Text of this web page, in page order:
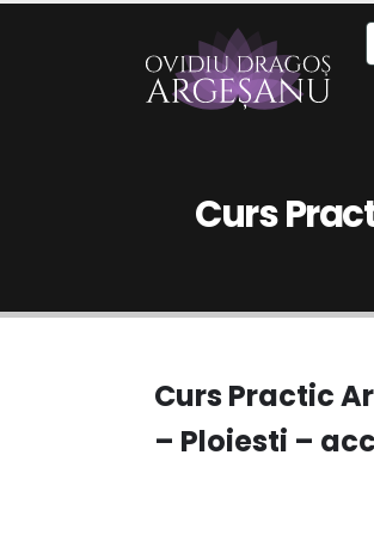
Curs
Curs Practic
– Ploiesti –